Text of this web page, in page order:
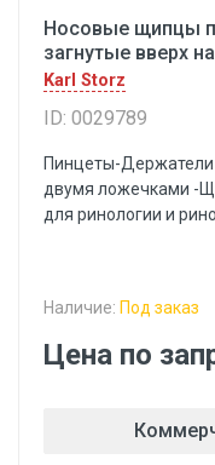
Носовые щипцы
загнутые вверх
Karl Storz
ID: 0029789
Пинцеты-
двумя ложечками -
для ринологии и
Наличие: Под заказ
Цена по